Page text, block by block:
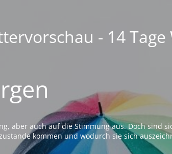
- 14
aber auch auf die Stimmung aus. Doch sind
kommen und wodurch sie sich